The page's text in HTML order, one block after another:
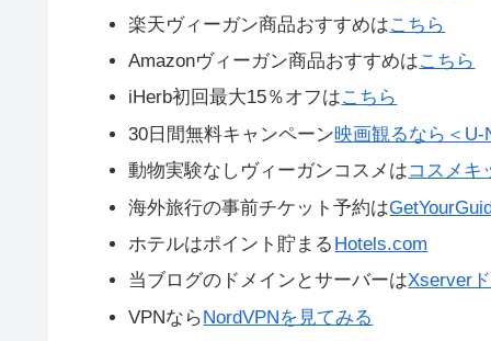
楽天ヴィーガン商品おすすめはこちら
Amazonヴィーガン商品おすすめはこちら
iHerb初回最大15％オフはこちら
30日間無料キャンペーン映画観るなら＜U-
動物実験なしヴィーガンコスメはコスメキ
海外旅行の事前チケット予約は
ホテルはポイント貯まる Hotels.com
当ブログのドメインとサーバーはXserver
VPNならNordVPNを見てみる